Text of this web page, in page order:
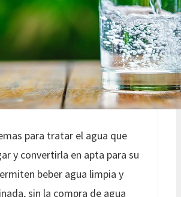
para tratar el agua que
y convertirla en apta para su
beber agua limpia y
sin la compra de agua